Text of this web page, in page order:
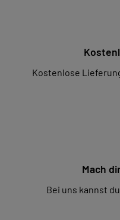
Kostenlose
Mach
Bei uns kannst